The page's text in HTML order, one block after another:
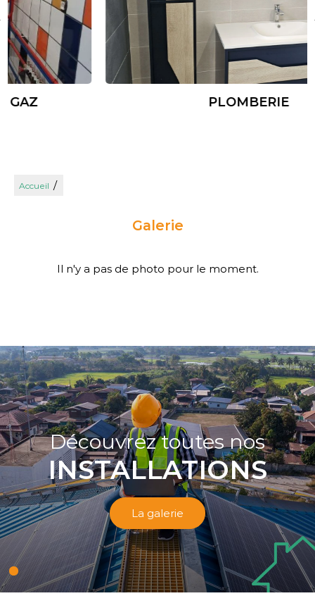
Accueil /
Galerie
Il n'y a pas de photo pour le moment.
Découvrez toutes nos
INSTALLATIONS
La galerie